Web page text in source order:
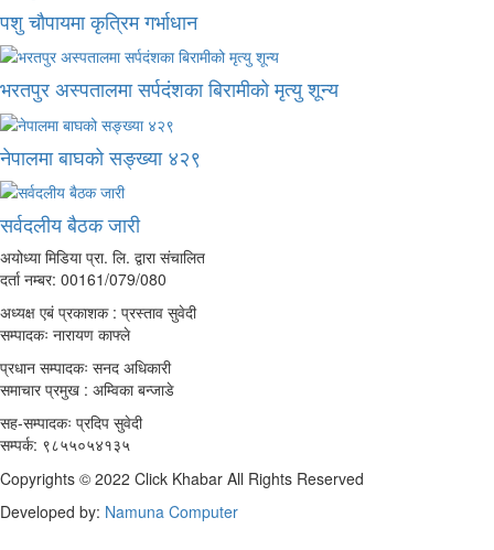
पशु चौपायमा कृत्रिम गर्भाधान
भरतपुर अस्पतालमा सर्पदंशका बिरामीको मृत्यु शून्य
नेपालमा बाघको सङ्ख्या ४२९
सर्वदलीय बैठक जारी
अयोध्या मिडिया प्रा. लि. द्वारा संचालित
दर्ता नम्बर: 00161/079/080
अध्यक्ष एबं प्रकाशक : प्रस्ताव सुवेदी
सम्पादकः नारायण काफ्ले
प्रधान सम्पादकः सनद अधिकारी
समाचार प्रमुख : अम्विका बन्जाडे
सह-सम्पादकः प्रदिप सुवेदी
सम्पर्क: ९८५५०५४१३५
Copyrights © 2022 Click Khabar All Rights Reserved
Developed by: Namuna Computer